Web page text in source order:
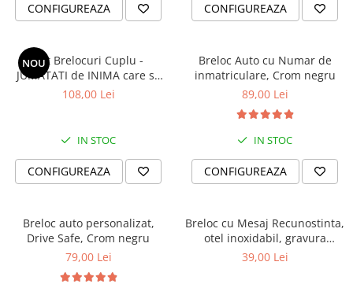
PERSONALIZATE
Bratari cu Initiale
Bratari cu Mesaje Motivationale
Bratari Personalizate pt. BARBATI
Bratari Personalizate FEMEI iubite
Bratari Personalizate pt CUPLURI
indragite
PENTRU
Bratara pentru Mama
Bratara Te Iubim Tati
Cadouri Prieteni
Cadouri de Casa Noua
Seturi Cadou
CONFIGUREAZA CONFIGUREAZA
NOUSet Brelocuri Cuplu -
JUMATATI de INIMA care se
completeaza
108,00 Lei
IN STOC
CONFIGUREAZA
Breloc Auto cu Numar de
inmatriculare, Crom negru
89,00 Lei
IN STOC
CONFIGUREAZA
Breloc auto personalizat,
Drive Safe, Crom negru
79,00 Lei
Breloc cu Mesaj Recunostinta,
otel inoxidabil, gravura
personalizata
39,00 Lei